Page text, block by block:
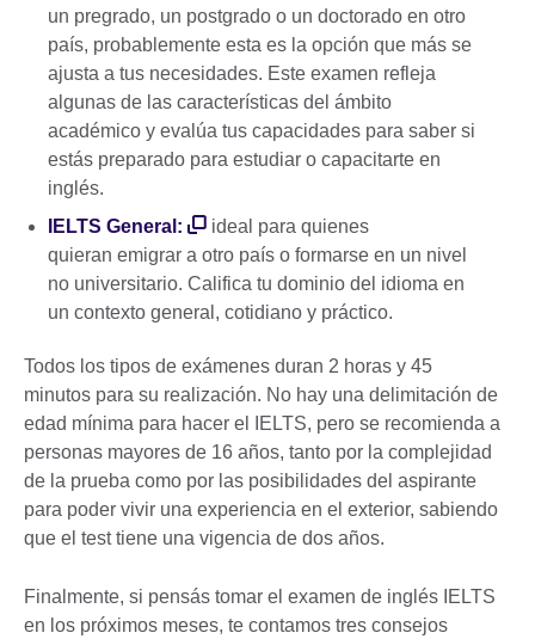
un pregrado, un postgrado o un doctorado en otro
país, probablemente esta es la opción que más se
ajusta a tus necesidades. Este examen refleja
algunas de las características del ámbito
académico y evalúa tus capacidades para saber si
estás preparado para estudiar o capacitarte en
inglés.
IELTS General:
ideal para quienes
quieran emigrar a otro país o formarse en un nivel
no universitario. Califica tu dominio del idioma en
un contexto general, cotidiano y práctico.
Todos los tipos de exámenes duran 2 horas y 45
minutos para su realización. No hay una delimitación de
edad mínima para hacer el IELTS, pero se recomienda a
personas mayores de 16 años, tanto por la complejidad
de la prueba como por las posibilidades del aspirante
para poder vivir una experiencia en el exterior, sabiendo
que el test tiene una vigencia de dos años.
Finalmente, si pensás tomar el examen de inglés IELTS
en los próximos meses, te contamos tres consejos